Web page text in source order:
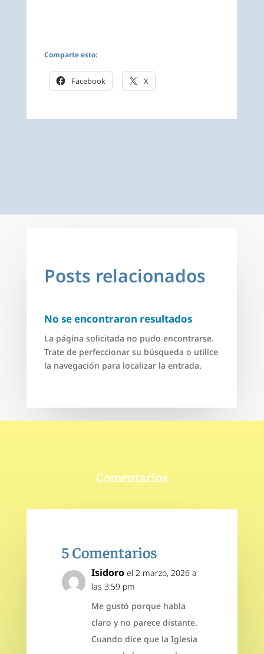
Comparte esto:
Facebook X
Posts relacionados
No se encontraron resultados
La página solicitada no pudo encontrarse.
Trate de perfeccionar su búsqueda o utilice
la navegación para localizar la entrada.
Comentarios
5 Comentarios
Isidoro el 2 marzo, 2026 a
las 3:59 pm
Me gustó porque habla
claro y no parece distante.
Cuando dice que la Iglesia